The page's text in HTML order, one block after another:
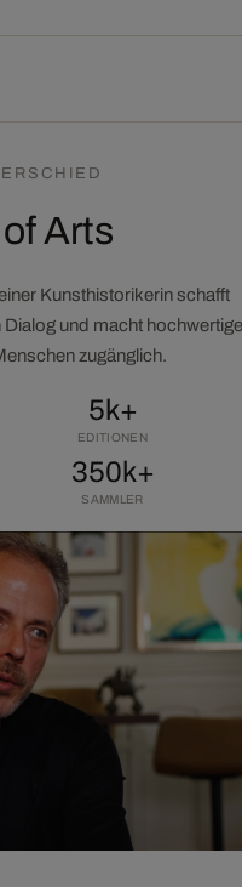
Arts
Kunsthistorikerin schafft
und macht hochwertige
zugänglich.
5k+
EDITIONEN
350k+
SAMMLER